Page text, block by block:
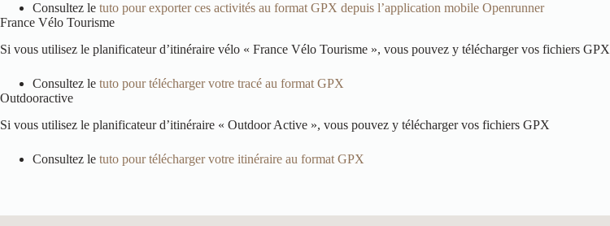
Consultez le tuto pour exporter ces activités au format GPX depuis l’application mobile Openrunner
France Vélo Tourisme
Si vous utilisez le planificateur d’itinéraire vélo « France Vélo Tourisme », vous pouvez y télécharger vos fichiers GPX
Consultez le tuto pour télécharger votre tracé au format GPX
Outdooractive
Si vous utilisez le planificateur d’itinéraire « Outdoor Active », vous pouvez y télécharger vos fichiers GPX
Consultez le tuto pour télécharger votre itinéraire au format GPX